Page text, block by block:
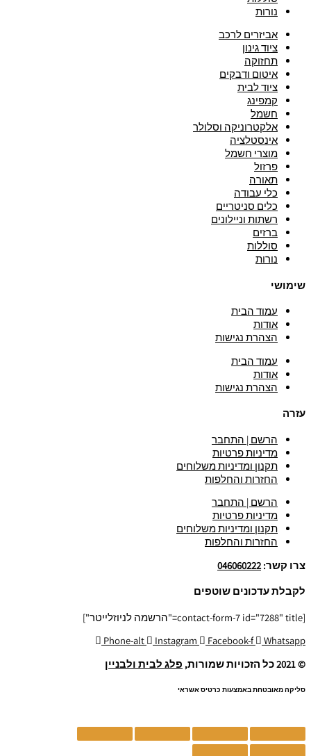
נורות
אביזרים לרכב
ציוד גינון
תחזוקה
איטום ודבקים
ציוד לבית
קמפינג
חשמל
אלקטרוניקה וסלולר
אינסטלציה
מוצרי חשמל
פרזול
תאורה
כלי עבודה
כלים סניטריים
רשתות וניילונים
ברזים
סוללות
נורות
שימושי
עמוד הבית
אודות
הצהרת נגישות
עמוד הבית
אודות
הצהרת נגישות
עזרה
הרשם | התחבר
מדיניות פרטיות
תקנון ומדיניות משלוחים
החזרות והחלפות
הרשם | התחבר
מדיניות פרטיות
תקנון ומדיניות משלוחים
החזרות והחלפות
צרו קשר: 046060222
לקבלת עדכונים שוטפים
[contact-form-7 id="7288" title="הרשמה לניוזלייטר"]
Phone-alt
Instagram Facebook-f
Whatsapp
© 2021 כל הזכויות שמורות,
פלג לבית ולבניין
סליקה מאובטחת באמצעות כרטיס אשראי